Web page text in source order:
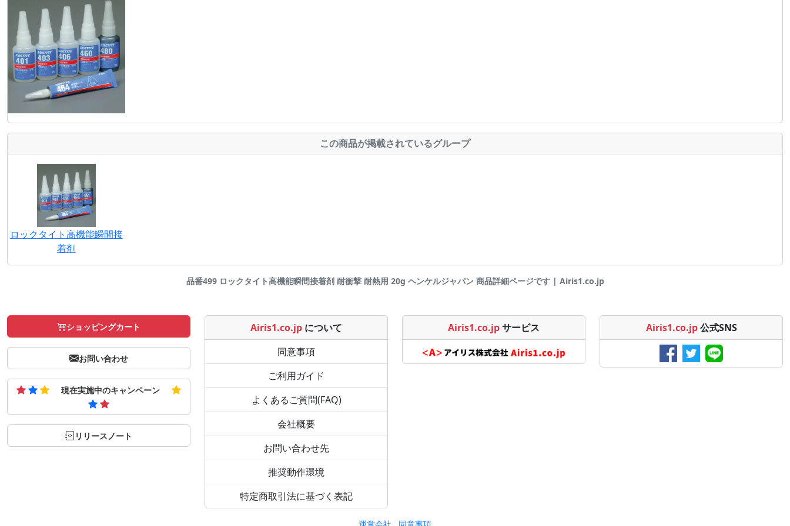
この商品が掲載されているグループ
ロックタイト高機能瞬間接
着剤
品番499 ロックタイト高機能瞬間接着剤 耐衝撃 耐熱用 20g ヘンケルジャパン 商品詳細ページです | Airis1.co.jp
ショッピングカート
お問い合わせ
現在実施中のキャンペーン
リリースノート
Airis1.co.jp について
同意事項
ご利用ガイド
よくあるご質問(FAQ)
会社概要
お問い合わせ先
推奨動作環境
特定商取引法に基づく表記
Airis1.co.jpサービス Airis1.co.jp 公式SNS